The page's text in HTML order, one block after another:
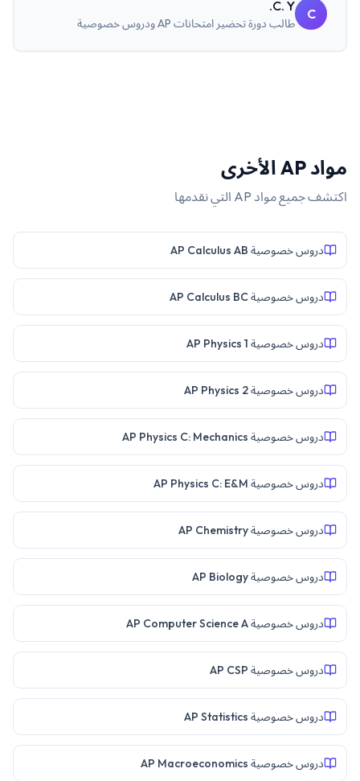
C
C. Y.
طالب دورة تحضير امتحانات AP ودروس خصوصية
مواد AP الأخرى
اكتشف جميع مواد AP التي نقدمها
دروس خصوصية AP Calculus AB
دروس خصوصية AP Calculus BC
دروس خصوصية AP Physics 1
دروس خصوصية AP Physics 2
دروس خصوصية AP Physics C: Mechanics
دروس خصوصية AP Physics C: E&M
دروس خصوصية AP Chemistry
دروس خصوصية AP Biology
دروس خصوصية AP Computer Science A
دروس خصوصية AP CSP
دروس خصوصية AP Statistics
دروس خصوصية AP Macroeconomics